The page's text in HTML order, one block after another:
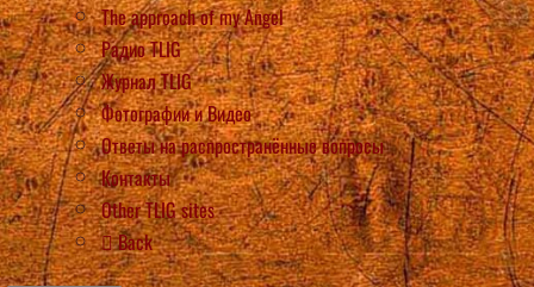
The approach of my Angel
Радио TLIG
Журнал TLIG
Фотографии и Видео
Ответы на распространённые вопросы
Контакты
Other TLIG sites
Back